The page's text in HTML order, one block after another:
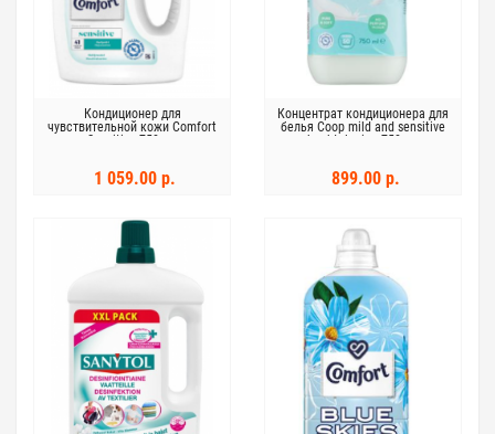
Кондиционер для
чувствительной кожи Comfort
Sensitive 750 мл
1 059.00 р.
Концентрат кондиционера для
белья Coop mild and sensitive
huuhteluaine 750 мл
899.00 р.